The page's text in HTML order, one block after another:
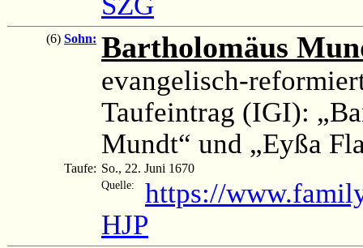
(6) Sohn: Bartholomäus
evangelisch-
Taufeintrag (IGI):
Mundt“ und „Eyßa
Taufe: So., 22. Juni 1670
Quelle:
https://
HJP